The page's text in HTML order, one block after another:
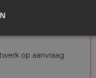
op aanvraag